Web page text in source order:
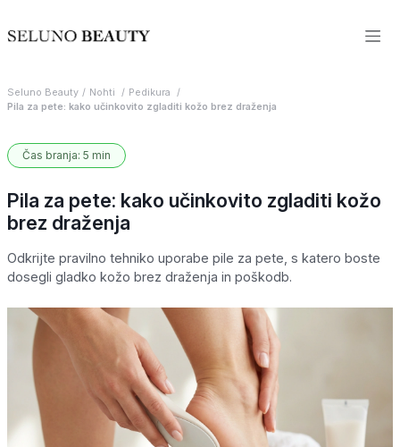
Seluno Beauty Nohti
Pedikura
Pila za pete: kako učinkovito zgladiti kožo brez draženja
Čas branja: 5 min
Pila za pete: kako učinkovito zgladiti kožo
brez draženja
Odkrijte pravilno tehniko uporabe pile za pete, s katero boste
dosegli gladko kožo brez draženja in poškodb.